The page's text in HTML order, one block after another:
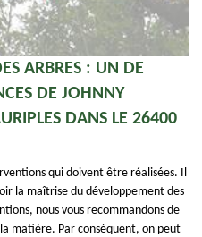
ARBRES : UN DE
DE JOHNNY
DANS LE 26400
qui doivent être réalisées. Il
la maîtrise du développement des
nous vous recommandons de
matière. Par conséquent, on peut